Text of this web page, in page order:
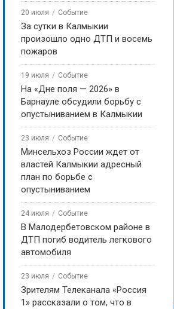
20 июля Событие
За сутки в Калмыкии
произошло одно ДТП и восемь
пожаров
19 июля Событие
На «Дне поля — 2026» в
Барнауле обсудили борьбу с
опустыниванием в Калмыкии
23 июля Событие
Минсельхоз России ждет от
властей Калмыкии адресный
план по борьбе с
опустыниванием
24 июля Событие
В Малодербетовском районе в
ДТП погиб водитель легкового
автомобиля
23 июля Событие
Зрителям Телеканала «Россия
1» рассказали о том, что в